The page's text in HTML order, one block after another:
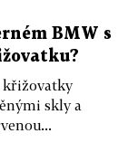
BMW s
křižovatky
skly a